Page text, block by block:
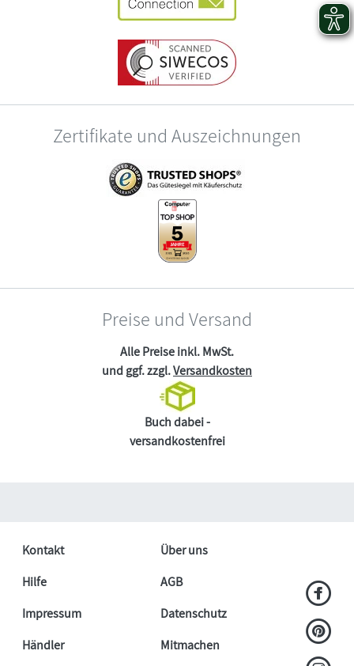
Zertifikate und Auszeichnungen
Preise und Versand
Alle Preise inkl. MwSt.
und ggf. zzgl.Versandkosten
Buch dabei -
versandkostenfrei
Kontakt
Über uns
Hilfe
AGB
Impressum
Datenschutz
Händler
Mitmachen